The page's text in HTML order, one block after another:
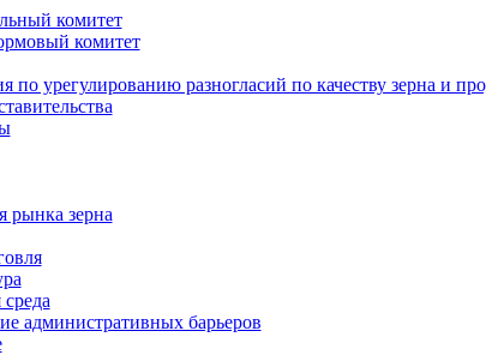
комитет
комитет
по урегулированию разногласий по качеству зерна и
рынка зерна
административных барьеров